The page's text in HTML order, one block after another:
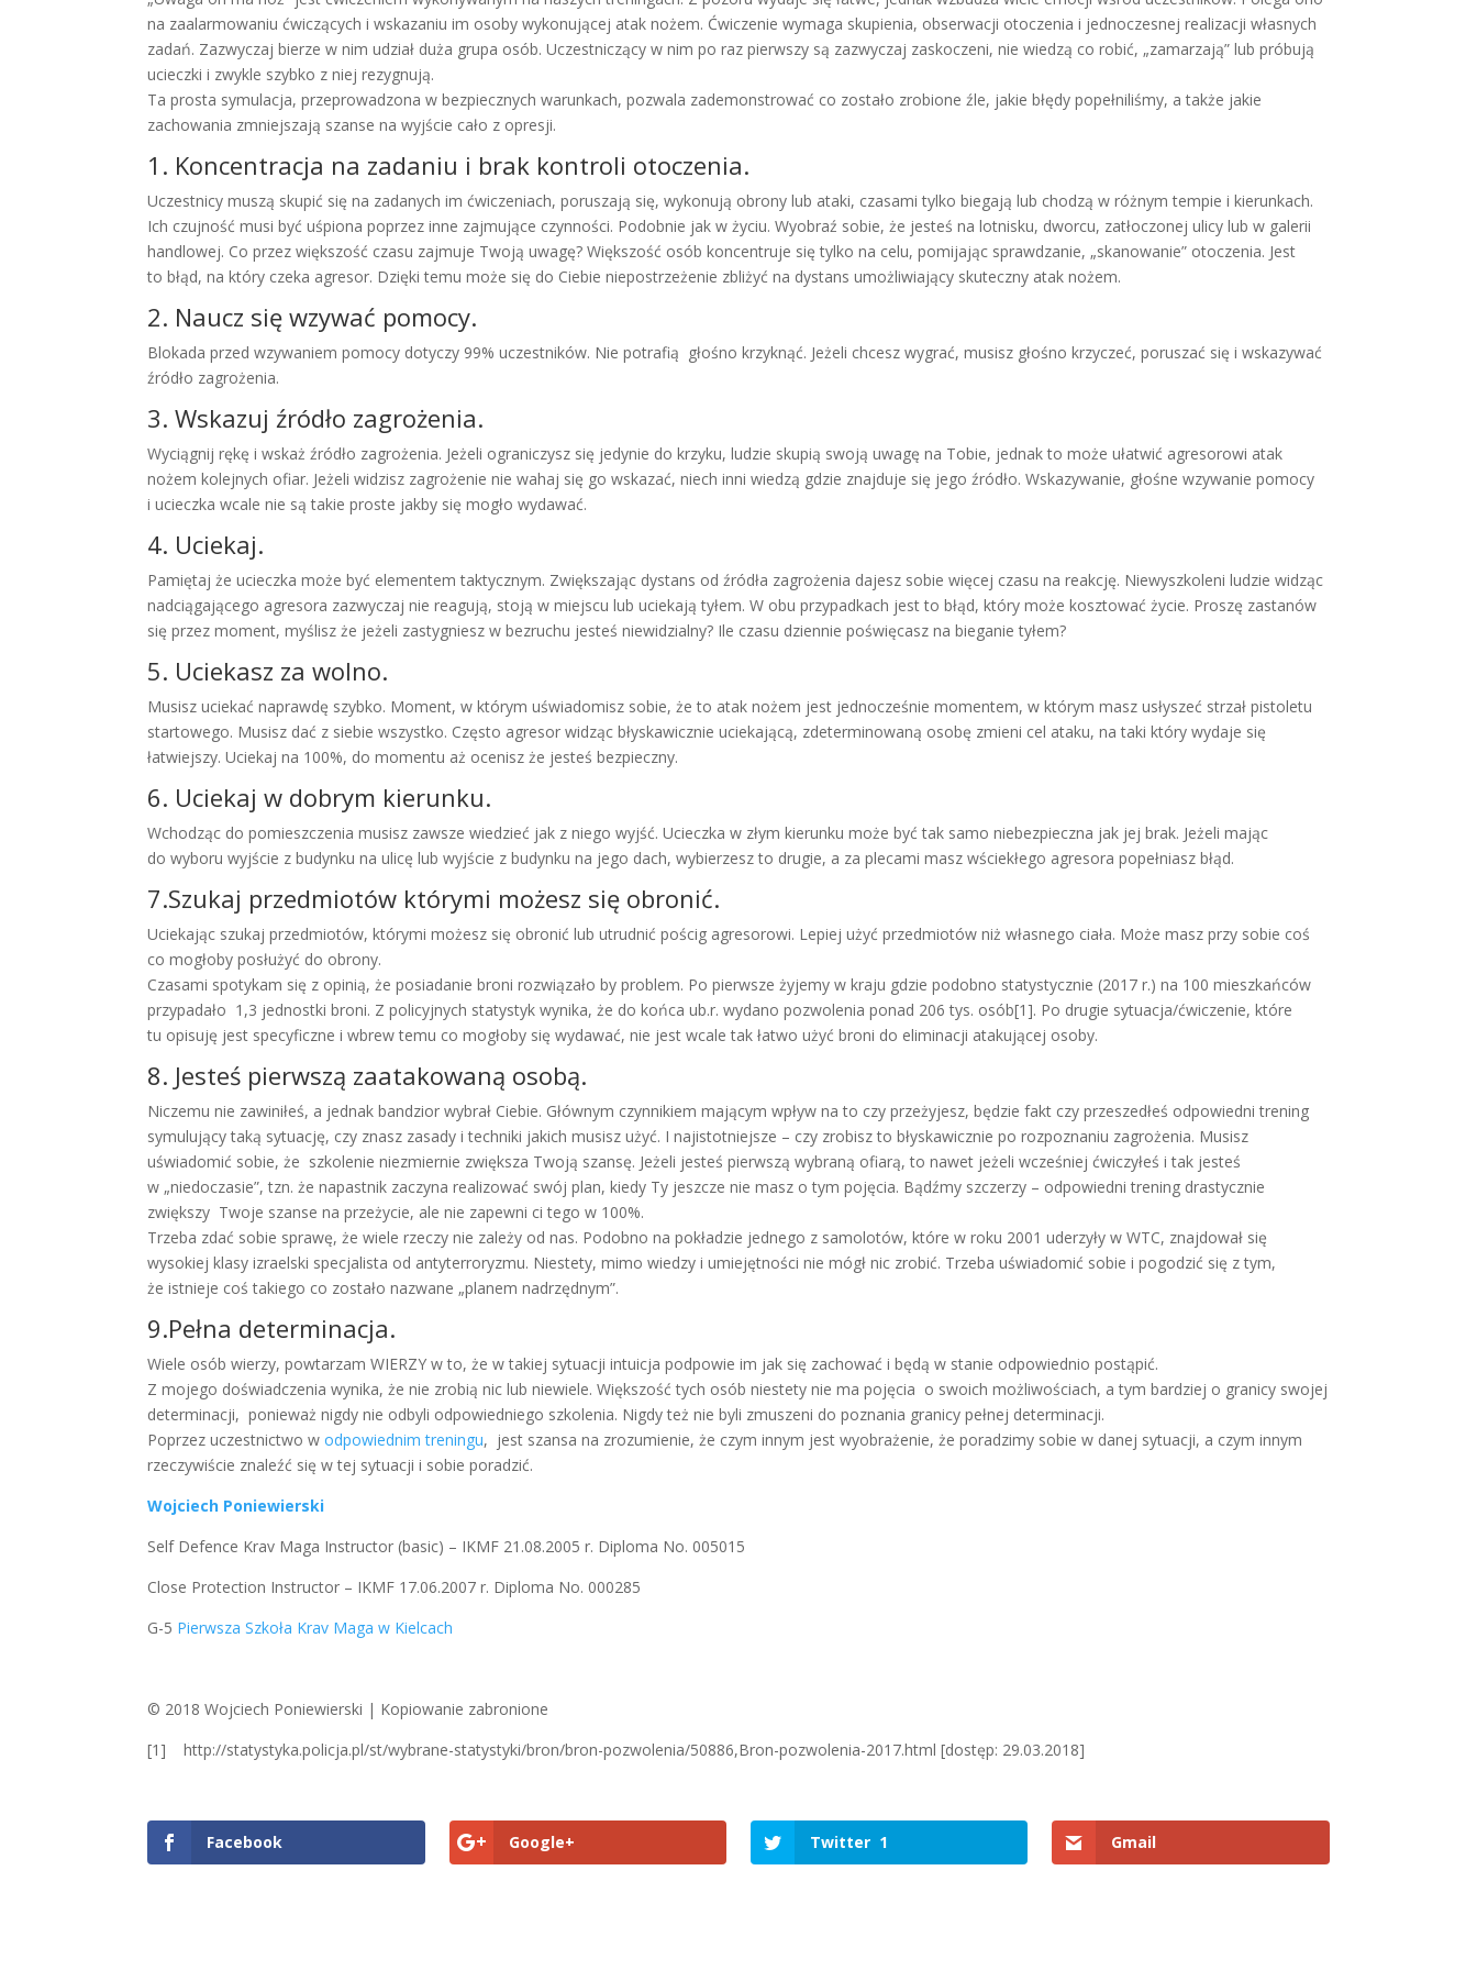
na zaalarmowaniu ćwiczących i wskazaniu im osoby wykonującej atak nożem. Ćwiczenie wymaga skupienia, obserwacji otoczenia i jednoczesnej realizacji własnych
zadań. Zazwyczaj bierze w nim udział duża grupa osób. Uczestniczący w nim po raz pierwszy są zazwyczaj zaskoczeni, nie wiedzą co robić, „zamarzają” lub próbują
ucieczki i zwykle szybko z niej rezygnują.
Ta prosta symulacja, przeprowadzona w bezpiecznych warunkach, pozwala zademonstrować co zostało zrobione źle, jakie błędy popełniliśmy, a także jakie
zachowania zmniejszają szanse na wyjście cało z opresji.
1. Koncentracja na zadaniu i brak kontroli otoczenia.
Uczestnicy muszą skupić się na zadanych im ćwiczeniach, poruszają się, wykonują obrony lub ataki, czasami tylko biegają lub chodzą w różnym tempie i kierunkach.
Ich czujność musi być uśpiona poprzez inne zajmujące czynności. Podobnie jak w życiu. Wyobraź sobie, że jesteś na lotnisku, dworcu, zatłoczonej ulicy lub w galerii
handlowej. Co przez większość czasu zajmuje Twoją uwagę? Większość osób koncentruje się tylko na celu, pomijając sprawdzanie, „skanowanie” otoczenia. Jest
to błąd, na który czeka agresor. Dzięki temu może się do Ciebie niepostrzeżenie zbliżyć na dystans umożliwiający skuteczny atak nożem.
2. Naucz się wzywać pomocy.
Blokada przed wzywaniem pomocy dotyczy 99% uczestników. Nie potrafią głośno krzyknąć. Jeżeli chcesz wygrać, musisz głośno krzyczeć, poruszać się i wskazywać
źródło zagrożenia.
3. Wskazuj źródło zagrożenia.
Wyciągnij rękę i wskaż źródło zagrożenia. Jeżeli ograniczysz się jedynie do krzyku, ludzie skupią swoją uwagę na Tobie, jednak to może ułatwić agresorowi atak
nożem kolejnych ofiar. Jeżeli widzisz zagrożenie nie wahaj się go wskazać, niech inni wiedzą gdzie znajduje się jego źródło. Wskazywanie, głośne wzywanie pomocy
i ucieczka wcale nie są takie proste jakby się mogło wydawać.
4. Uciekaj.
Pamiętaj że ucieczka może być elementem taktycznym. Zwiększając dystans od źródła zagrożenia dajesz sobie więcej czasu na reakcję. Niewyszkoleni ludzie widząc
nadciągającego agresora zazwyczaj nie reagują, stoją w miejscu lub uciekają tyłem. W obu przypadkach jest to błąd, który może kosztować życie. Proszę zastanów
się przez moment, myślisz że jeżeli zastygniesz w bezruchu jesteś niewidzialny? Ile czasu dziennie poświęcasz na bieganie tyłem?
5. Uciekasz za wolno.
Musisz uciekać naprawdę szybko. Moment, w którym uświadomisz sobie, że to atak nożem jest jednocześnie momentem, w którym masz usłyszeć strzał pistoletu
startowego. Musisz dać z siebie wszystko. Często agresor widząc błyskawicznie uciekającą, zdeterminowaną osobę zmieni cel ataku, na taki który wydaje się
łatwiejszy. Uciekaj na 100%, do momentu aż ocenisz że jesteś bezpieczny.
6. Uciekaj w dobrym kierunku.
Wchodząc do pomieszczenia musisz zawsze wiedzieć jak z niego wyjść. Ucieczka w złym kierunku może być tak samo niebezpieczna jak jej brak. Jeżeli mając
do wyboru wyjście z budynku na ulicę lub wyjście z budynku na jego dach, wybierzesz to drugie, a za plecami masz wściekłego agresora popełniasz błąd.
7.Szukaj przedmiotów którymi możesz się obronić.
Uciekając szukaj przedmiotów, którymi możesz się obronić lub utrudnić pościg agresorowi. Lepiej użyć przedmiotów niż własnego ciała. Może masz przy sobie coś
co mogłoby posłużyć do obrony.
Czasami spotykam się z opinią, że posiadanie broni rozwiązało by problem. Po pierwsze żyjemy w kraju gdzie podobno statystycznie (2017 r.) na 100 mieszkańców
przypadało 1,3 jednostki broni. Z policyjnych statystyk wynika, że do końca ub.r. wydano pozwolenia ponad 206 tys. osób[1]. Po drugie sytuacja/ćwiczenie, które
tu opisuję jest specyficzne i wbrew temu co mogłoby się wydawać, nie jest wcale tak łatwo użyć broni do eliminacji atakującej osoby.
8. Jesteś pierwszą zaatakowaną osobą.
Niczemu nie zawiniłeś, a jednak bandzior wybrał Ciebie. Głównym czynnikiem mającym wpływ na to czy przeżyjesz, będzie fakt czy przeszedłeś odpowiedni trening
symulujący taką sytuację, czy znasz zasady i techniki jakich musisz użyć. I najistotniejsze – czy zrobisz to błyskawicznie po rozpoznaniu zagrożenia. Musisz
uświadomić sobie, że szkolenie niezmiernie zwiększa Twoją szansę. Jeżeli jesteś pierwszą wybraną ofiarą, to nawet jeżeli wcześniej ćwiczyłeś i tak jesteś
w „niedoczasie”, tzn. że napastnik zaczyna realizować swój plan, kiedy Ty jeszcze nie masz o tym pojęcia. Bądźmy szczerzy – odpowiedni trening drastycznie
zwiększy Twoje szanse na przeżycie, ale nie zapewni ci tego w 100%.
Trzeba zdać sobie sprawę, że wiele rzeczy nie zależy od nas. Podobno na pokładzie jednego z samolotów, które w roku 2001 uderzyły w WTC, znajdował się
wysokiej klasy izraelski specjalista od antyterroryzmu. Niestety, mimo wiedzy i umiejętności nie mógł nic zrobić. Trzeba uświadomić sobie i pogodzić się z tym,
że istnieje coś takiego co zostało nazwane „planem nadrzędnym”.
9.Pełna determinacja.
Wiele osób wierzy, powtarzam WIERZY w to, że w takiej sytuacji intuicja podpowie im jak się zachować i będą w stanie odpowiednio postąpić.
Z mojego doświadczenia wynika, że nie zrobią nic lub niewiele. Większość tych osób niestety nie ma pojęcia o swoich możliwościach, a tym bardziej o granicy swojej
determinacji, ponieważ nigdy nie odbyli odpowiedniego szkolenia. Nigdy też nie byli zmuszeni do poznania granicy pełnej determinacji.
Poprzez uczestnictwo wodpowiednim treningu, jest szansa na zrozumienie, że czym innym jest wyobrażenie, że poradzimy sobie w danej sytuacji, a czym innym
rzeczywiście znaleźć się w tej sytuacji i sobie poradzić.
Wojciech Poniewierski
Self Defence Krav Maga Instructor (basic) – IKMF 21.08.2005 r. Diploma No. 005015
Close Protection Instructor – IKMF 17.06.2007 r. Diploma No. 000285
G-5 Pierwsza Szkoła Krav Maga w Kielcach
© 2018 Wojciech Poniewierski | Kopiowanie zabronione
[1] http://statystyka.policja.pl/st/wybrane-statystyki/bron/bron-pozwolenia/50886,Bron-pozwolenia-2017.html [dostęp: 29.03.2018]
Facebook Google+ Twitter 1 Gmail